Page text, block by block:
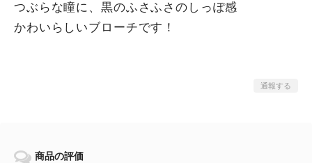
つぶらな瞳に、黒のふさふさのしっぽ感
かわいらしいブローチです！
通報する
商品の評価